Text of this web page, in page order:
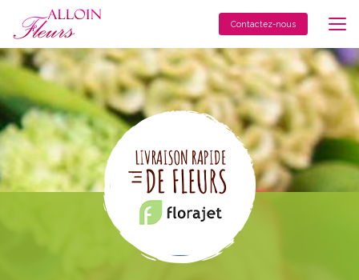
contenu
principal
Contactez-nous